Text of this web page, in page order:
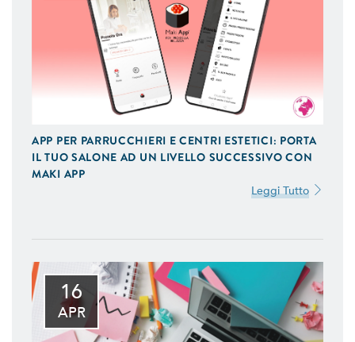
APP PER PARRUCCHIERI E CENTRI ESTETICI: PORTA
IL TUO SALONE AD UN LIVELLO SUCCESSIVO CON
MAKI APP
Leggi Tutto
16
APR